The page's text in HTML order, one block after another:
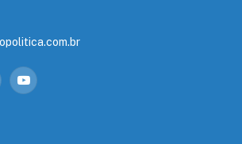
YouTube